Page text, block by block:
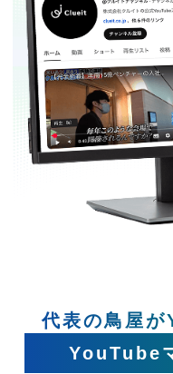
代表の鳥屋
YouTube